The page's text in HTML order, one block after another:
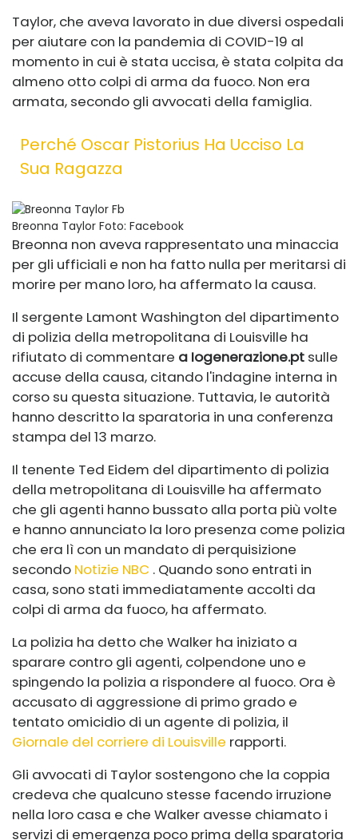
Taylor, che aveva lavorato in due diversi ospedali
per aiutare con la pandemia di COVID-19 al
momento in cui è stata uccisa, è stata colpita da
almeno otto colpi di arma da fuoco. Non era
armata, secondo gli avvocati della famiglia.
Perché Oscar Pistorius Ha Ucciso La
Sua Ragazza
Breonna Taylor Foto: Facebook
Breonna non aveva rappresentato una minaccia
per gli ufficiali e non ha fatto nulla per meritarsi di
morire per mano loro, ha affermato la causa.
Il sergente Lamont Washington del dipartimento
di polizia della metropolitana di Louisville ha
rifiutato di commentare a Iogenerazione.pt sulle
accuse della causa, citando l'indagine interna in
corso su questa situazione. Tuttavia, le autorità
hanno descritto la sparatoria in una conferenza
stampa del 13 marzo.
Il tenente Ted Eidem del dipartimento di polizia
della metropolitana di Louisville ha affermato
che gli agenti hanno bussato alla porta più volte
e hanno annunciato la loro presenza come polizia
che era lì con un mandato di perquisizione
secondo Notizie NBC . Quando sono entrati in
casa, sono stati immediatamente accolti da
colpi di arma da fuoco, ha affermato.
La polizia ha detto che Walker ha iniziato a
sparare contro gli agenti, colpendone uno e
spingendo la polizia a rispondere al fuoco. Ora è
accusato di aggressione di primo grado e
tentato omicidio di un agente di polizia, il
Giornale del corriere di Louisville rapporti.
Gli avvocati di Taylor sostengono che la coppia
credeva che qualcuno stesse facendo irruzione
nella loro casa e che Walker avesse chiamato i
servizi di emergenza poco prima della sparatoria